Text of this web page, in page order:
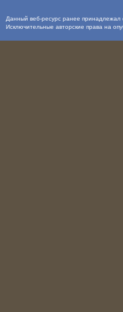
Данный веб-ресурс ранее принадлежал
Исключительные авторские права на